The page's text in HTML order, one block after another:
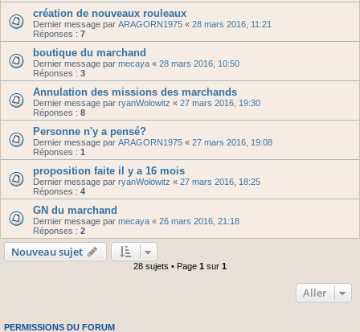
création de nouveaux rouleaux
Dernier message par ARAGORN1975 « 28 mars 2016, 11:21
Réponses : 7
boutique du marchand
Dernier message par mecaya « 28 mars 2016, 10:50
Réponses : 3
Annulation des missions des marchands
Dernier message par ryanWolowitz « 27 mars 2016, 19:30
Réponses : 8
Personne n'y a pensé?
Dernier message par ARAGORN1975 « 27 mars 2016, 19:08
Réponses : 1
proposition faite il y a 16 mois
Dernier message par ryanWolowitz « 27 mars 2016, 18:25
Réponses : 4
GN du marchand
Dernier message par mecaya « 26 mars 2016, 21:18
Réponses : 2
Nouveau sujet
28 sujets • Page 1 sur 1
Aller
PERMISSIONS DU FORUM